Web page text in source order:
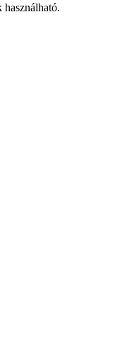
használható.